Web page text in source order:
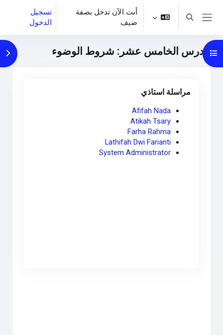
تخطى إلى المحتوى الرئيسي
تبديل إدخال البحث
أنت الآن تدخل بصفة
ضيف
تسجيل
الدخول
الدرس الخامس عشر: شروط الوضوء
Main content blocks
مراسلة استاذي
Afifah Nada
Atikah Tsary
Farha Rahma
Lathifah Dwi Farianti
System Administrator
فتح فهرس المقرر